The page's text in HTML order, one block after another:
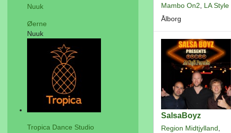
Mambo On2
LA Style
Ålborg
SalsaBoyz
Region Midtjylland
Nuuk
Øerne
Nuuk
Tropica Dance Studio